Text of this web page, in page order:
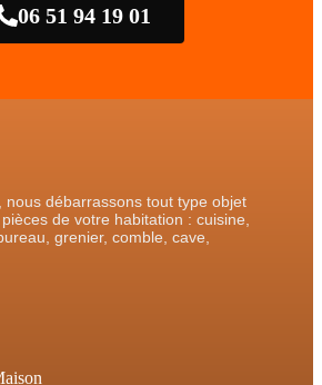
06 51 94 19 01
nous débarrassons tout type objet
de votre habitation : cuisine,
grenier, comble, cave,